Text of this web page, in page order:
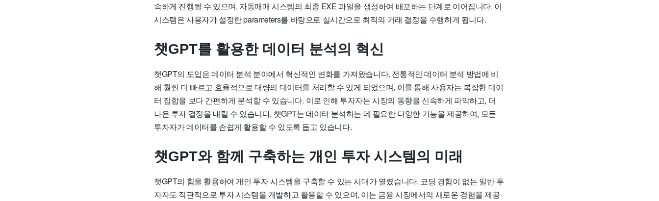
속하게 진행될 수 있으며, 자동매매 시스템의 최종 EXE 파일을 생성하여 배포하는 단계로 이어집니다. 이
시스템은 사용자가 설정한 parameters를 바탕으로 실시간으로 최적의 거래 결정을 수행하게 됩니다.
챗GPT를 활용한 데이터 분석의 혁신
챗GPT의 도입은 데이터 분석 분야에서 혁신적인 변화를 가져왔습니다. 전통적인 데이터 분석 방법에 비
해 훨씬 더 빠르고 효율적으로 대량의 데이터를 처리할 수 있게 되었으며, 이를 통해 사용자는 복잡한 데이
터 집합을 보다 간편하게 분석할 수 있습니다. 이로 인해 투자자는 시장의 동향을 신속하게 파악하고, 더
나은 투자 결정을 내릴 수 있습니다. 챗GPT는 데이터 분석하는 데 필요한 다양한 기능을 제공하여, 모든
투자자가 데이터를 손쉽게 활용할 수 있도록 돕고 있습니다.
챗GPT와 함께 구축하는 개인 투자 시스템의 미래
챗GPT의 힘을 활용하여 개인 투자 시스템을 구축할 수 있는 시대가 열렸습니다. 코딩 경험이 없는 일반 투
자자도 직관적으로 투자 시스템을 개발하고 활용할 수 있으며, 이는 금융 시장에서의 새로운 경험을 제공